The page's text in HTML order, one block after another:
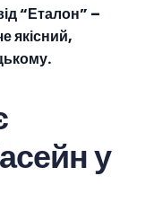
“Еталон” –
якісний,
.
у